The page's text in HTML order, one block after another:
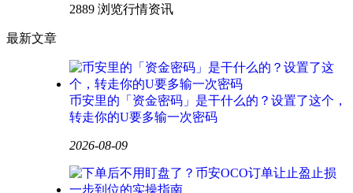
2889 浏览行情资讯
最新文章
币安里的「资金密码」是干什么的？设置了这个，
转走你的U要多输一次密码
2026-08-09